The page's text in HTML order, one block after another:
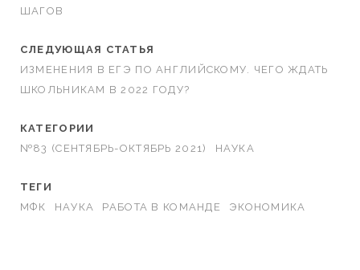
ШАГОВ
СЛЕДУЮЩАЯ СТАТЬЯ
ИЗМЕНЕНИЯ В ЕГЭ ПО АНГЛИЙСКОМУ. ЧЕГО ЖДАТЬ
ШКОЛЬНИКАМ В 2022 ГОДУ?
КАТЕГОРИИ
№83 (СЕНТЯБРЬ-ОКТЯБРЬ 2021)
НАУКА
ТЕГИ
МФК
НАУКА РАБОТА В КОМАНДЕ ЭКОНОМИКА